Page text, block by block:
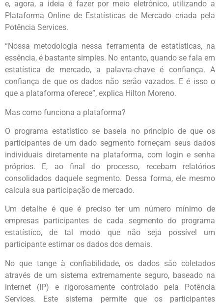
e, agora, a ideia é fazer por meio eletrônico, utilizando a
Plataforma Online de Estatísticas de Mercado criada pela
Potência Services.
“Nossa metodologia nessa ferramenta de estatísticas, na
essência, é bastante simples. No entanto, quando se fala em
estatística de mercado, a palavra-chave é confiança. A
confiança de que os dados não serão vazados. E é isso o
que a plataforma oferece”, explica Hilton Moreno.
Mas como funciona a plataforma?
O programa estatístico se baseia no princípio de que os
participantes de um dado segmento forneçam seus dados
individuais diretamente na plataforma, com login e senha
próprios. E, ao final do processo, recebam relatórios
consolidados daquele segmento. Dessa forma, ele mesmo
calcula sua participação de mercado.
Um detalhe é que é preciso ter um número mínimo de
empresas participantes de cada segmento do programa
estatístico, de tal modo que não seja possível um
participante estimar os dados dos demais.
No que tange à confiabilidade, os dados são coletados
através de um sistema extremamente seguro, baseado na
internet (IP) e rigorosamente controlado pela Potência
Services. Este sistema permite que os participantes